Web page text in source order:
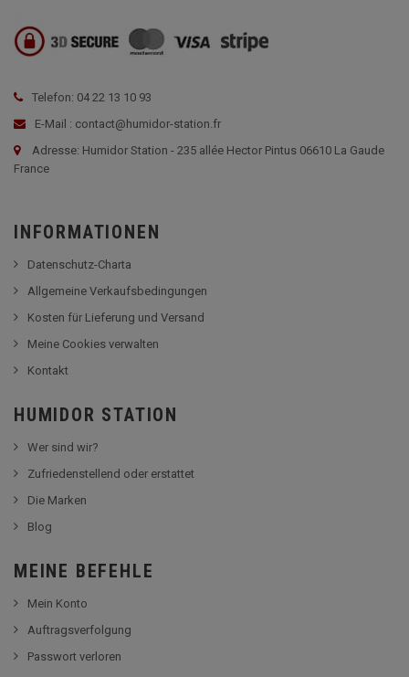
Telefon: 04 22 13 10 93
E-Mail : contact@humidor-station.fr
Adresse: Humidor Station - 235 allée Hector Pintus 06610 La Gaude
France
INFORMATIONEN
Datenschutz-Charta
Allgemeine Verkaufsbedingungen
Kosten für Lieferung und Versand
Meine Cookies verwalten
Kontakt
HUMIDOR STATION
Wer sind wir?
Zufriedenstellend oder erstattet
Die Marken
Blog
MEINE BEFEHLE
Mein Konto
Auftragsverfolgung
Passwort verloren